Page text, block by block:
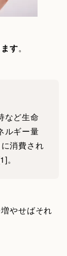
す。
など生命
ルギー量
消費され
。
やせばそれ